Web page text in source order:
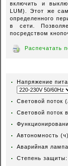
включить и
LUM). Этот же
определенного
в сети.
посредством
Распечатать
Hапряжение
Световой поток
Световой поток
Автономность
Аварийная
Степень защиты: